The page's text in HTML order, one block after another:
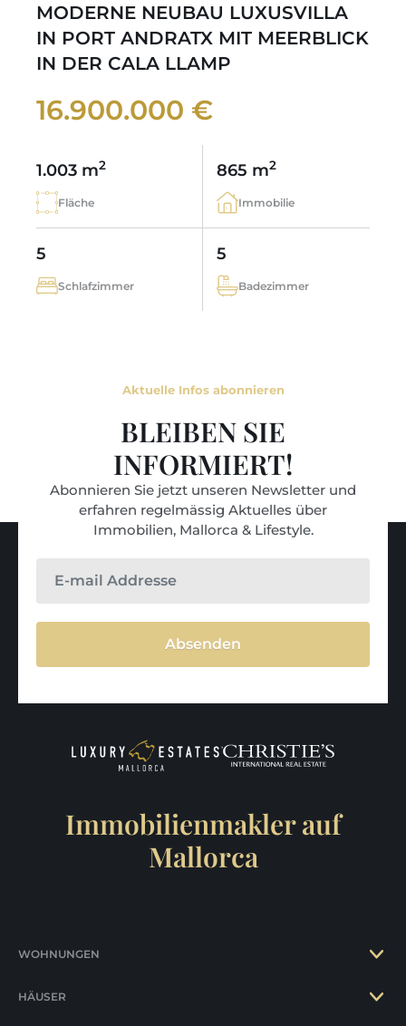
MODERNE NEUBAU LUXUSVILLA
IN PORT ANDRATX MIT MEERBLICK
IN DER CALA LLAMP
16.900.000 €
1.003 m2
Fläche
865 m2
Immobilie
5
Schlafzimmer
5
Badezimmer
Aktuelle Infos abonnieren
BLEIBEN SIE
INFORMIERT!
Abonnieren Sie jetzt unseren Newsletter und
erfahren regelmässig Aktuelles über
Immobilien, Mallorca & Lifestyle.
Absenden
Immobilienmakler auf
Mallorca
WOHNUNGEN
HÄUSER